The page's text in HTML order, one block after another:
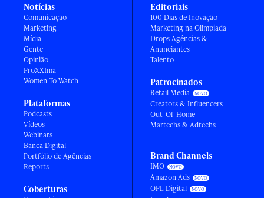
Notícias
Comunicação
Marketing
Mídia
Gente
Opinião
ProXXIma
Women To Watch
Plataformas
Podcasts
Vídeos
Webinars
Banca Digital
Portfólio de Agências
Reports
Coberturas
Editoriais
100 Dias de Inovação
Marketing na Olimpíada
Drops Agências &
Anunciantes
Talento
Patrocinados
Retail Media
Creators & Influencers
Out-Of-Home
Martechs & Adtechs
Brand Channels
IMO
Amazon Ads
OPL Digital